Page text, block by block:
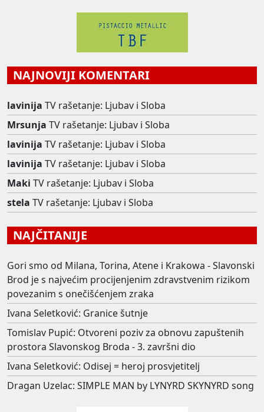
NAJNOVIJI KOMENTARI
lavinija TV rašetanje: Ljubav i Sloba
Mrsunja TV rašetanje: Ljubav i Sloba
lavinija TV rašetanje: Ljubav i Sloba
lavinija TV rašetanje: Ljubav i Sloba
Maki TV rašetanje: Ljubav i Sloba
stela TV rašetanje: Ljubav i Sloba
NAJČITANIJE
Gori smo od Milana, Torina, Atene i Krakowa - Slavonski
Brod je s najvećim procijenjenim zdravstvenim rizikom
povezanim s onečišćenjem zraka
Ivana Seletković: Granice šutnje
Tomislav Pupić: Otvoreni poziv za obnovu zapuštenih
prostora Slavonskog Broda - 3. završni dio
Ivana Seletković: Odisej = heroj prosvjetitelj
Dragan Uzelac: SIMPLE MAN by LYNYRD SKYNYRD song